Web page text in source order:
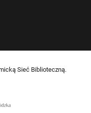
Sieć Biblioteczną.